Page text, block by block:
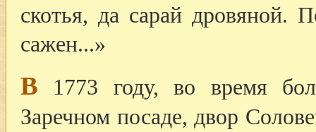
скотья, да сарай дровяной.
сажен...»
В 1773 году, во время
Заречном посаде, двор